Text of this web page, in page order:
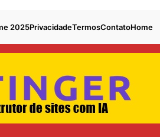
2025PrivacidadeTermosContatoHome